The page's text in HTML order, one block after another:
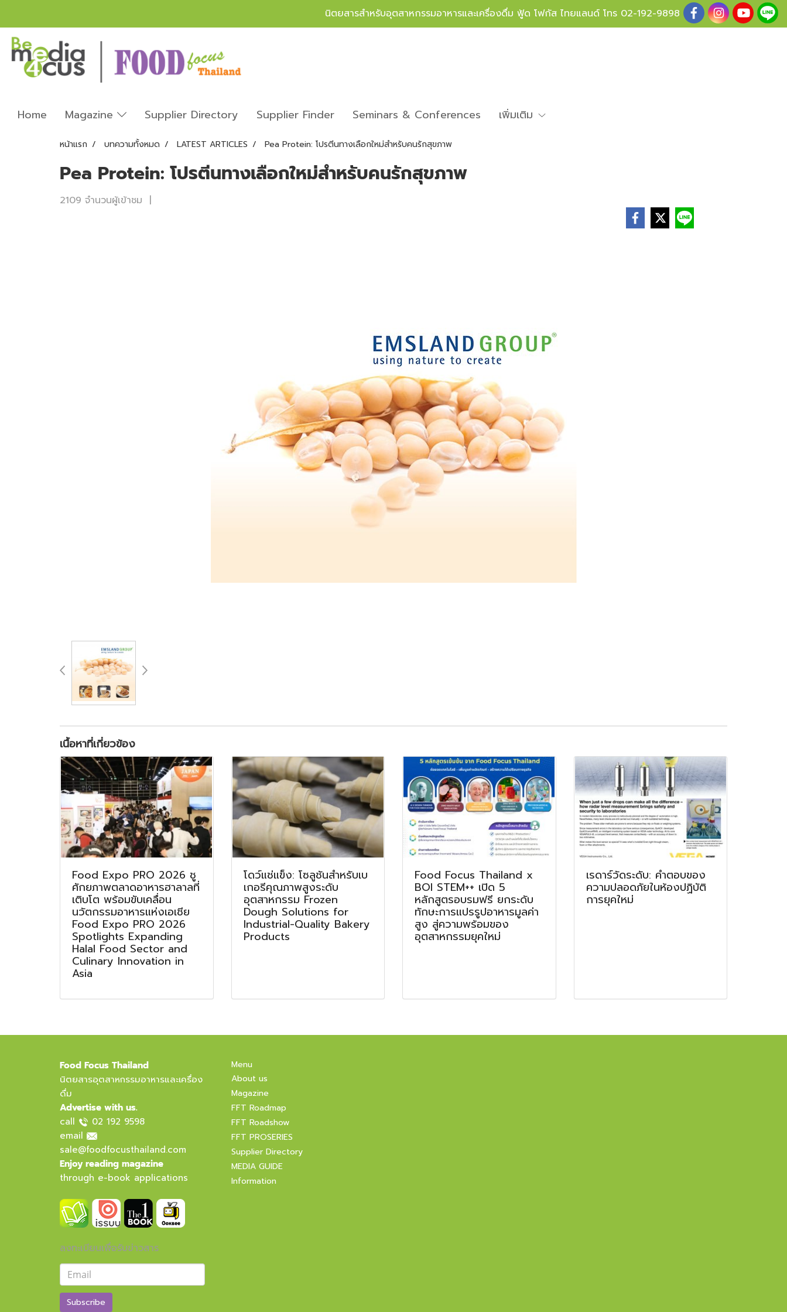
นิตยสารสำหรับอุตสาหกรรมอาหารและเครื่องดื่ม ฟู้ด โฟกัส ไทยแลนด์ โทร 02-192-9898
Home Magazine Supplier Directory Supplier Finder Seminars & Conferences เพิ่มเติม
หน้าแรก บทความทั้งหมด LATEST ARTICLES Pea Protein: โปรตีนทางเลือกใหม่สำหรับคนรักสุขภาพ
Pea Protein: โปรตีนทางเลือกใหม่สำหรับคนรักสุขภาพ
2109 จำนวนผู้เข้าชม |
เนื้อหาที่เกี่ยวข้อง
Food Expo PRO 2026 ชู
ศักยภาพตลาดอาหารฮาลาลที่
เติบโต พร้อมขับเคลื่อน
นวัตกรรมอาหารแห่งเอเชีย
Food Expo PRO 2026
Spotlights Expanding
Halal Food Sector and
Culinary Innovation in
Asia
โดว์แช่แข็ง: โซลูชันสำหรับเบ
เกอรีคุณภาพสูงระดับ
อุตสาหกรรม Frozen
Dough Solutions for
Industrial-Quality Bakery
Products
Food Focus Thailand x
BOI STEM++ เปิด 5
หลักสูตรอบรมฟรี ยกระดับ
ทักษะการแปรรูปอาหารมูลค่า
สูง สู่ความพร้อมของ
อุตสาหกรรมยุคใหม่
เรดาร์วัดระดับ: คำตอบของ
ความปลอดภัยในห้องปฏิบัติ
การยุคใหม่
Food Focus Thailand
นิตยสารอุตสาหกรรมอาหารและเครื่อง
ดื่ม
Advertise with us.
call
02 192 9598
email
sale@foodfocusthailand.com
Enjoy reading magazine
through e-book applications
ลงทะเบียนเพื่อรับข่าวสาร
Subscribe
Menu
About us
Magazine
FFT Roadmap
FFT Roadshow
FFT PROSERIES
Supplier Directory
MEDIA GUIDE
Information